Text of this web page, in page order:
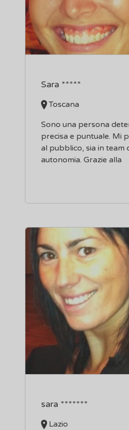
Sara *****
Toscana
Sono una persona
precisa e puntuale. Mi
al pubblico, sia in team
autonomia. Grazie alla
sara *******
Lazio